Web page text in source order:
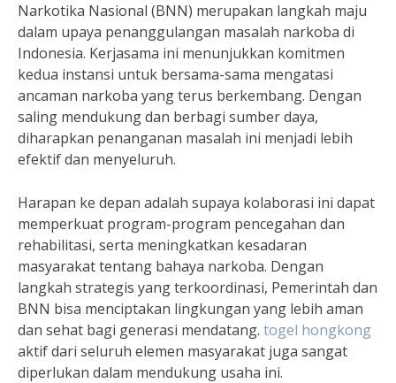
Narkotika Nasional (BNN) merupakan langkah maju
dalam upaya penanggulangan masalah narkoba di
Indonesia. Kerjasama ini menunjukkan komitmen
kedua instansi untuk bersama-sama mengatasi
ancaman narkoba yang terus berkembang. Dengan
saling mendukung dan berbagi sumber daya,
diharapkan penanganan masalah ini menjadi lebih
efektif dan menyeluruh.
Harapan ke depan adalah supaya kolaborasi ini dapat
memperkuat program-program pencegahan dan
rehabilitasi, serta meningkatkan kesadaran
masyarakat tentang bahaya narkoba. Dengan
langkah strategis yang terkoordinasi, Pemerintah dan
BNN bisa menciptakan lingkungan yang lebih aman
dan sehat bagi generasi mendatang. togel hongkong
aktif dari seluruh elemen masyarakat juga sangat
diperlukan dalam mendukung usaha ini.